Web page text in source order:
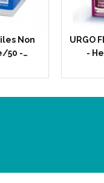
Non
50 -…
URGO
-